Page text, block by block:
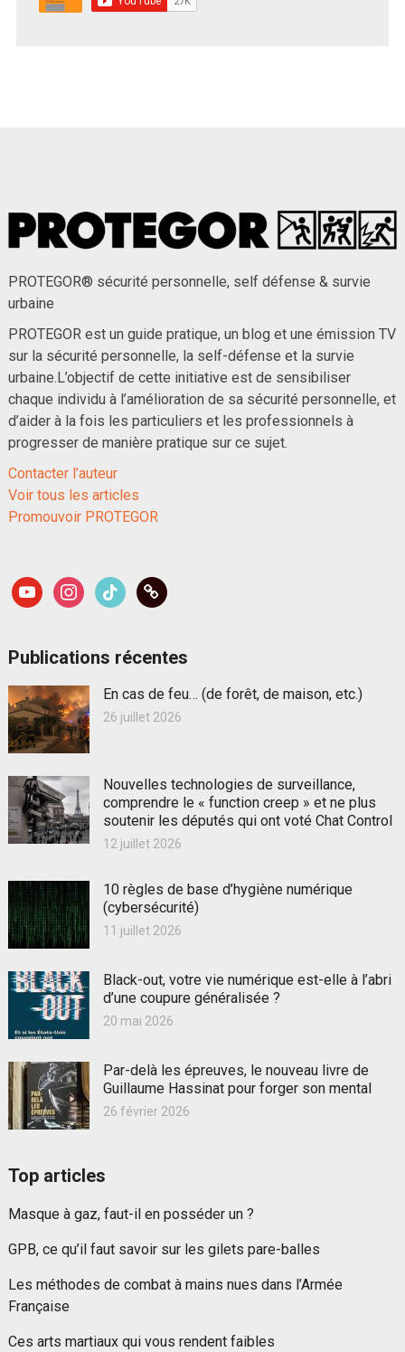
PROTEGOR® sécurité personnelle, self défense & survie
urbaine
PROTEGOR est un guide pratique, un blog et une émission TV
sur la sécurité personnelle, la self-défense et la survie
urbaine.L’objectif de cette initiative est de sensibiliser
chaque individu à l’amélioration de sa sécurité personnelle, et
d’aider à la fois les particuliers et les professionnels à
progresser de manière pratique sur ce sujet.
Contacter l’auteur
Voir tous les articles
Promouvoir PROTEGOR
youtubeinstagram
tiktok link
Publications récentes
En cas de feu… (de forêt, de maison, etc.)
26 juillet 2026
Nouvelles technologies de surveillance,
comprendre le « function creep » et ne plus
soutenir les députés qui ont voté Chat Control
12 juillet 2026
10 règles de base d’hygiène numérique
(cybersécurité)
11 juillet 2026
Black-out, votre vie numérique est-elle à l’abri
d’une coupure généralisée ?
20 mai 2026
Par-delà les épreuves, le nouveau livre de
Guillaume Hassinat pour forger son mental
26 février 2026
Top articles
Masque à gaz, faut-il en posséder un ?
GPB, ce qu’il faut savoir sur les gilets pare-balles
Les méthodes de combat à mains nues dans l’Armée
Française
Ces arts martiaux qui vous rendent faibles